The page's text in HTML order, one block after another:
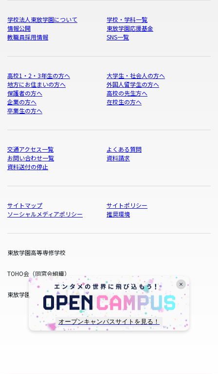
オープンキャンパスサイトを見る！
学校法人東放学園について
学校・学科一覧
情報公開
東放学園応援基金
教職員採用情報
SNS一覧
高校1・2・3年生の方へ
大学生・社会人の方へ
地方にお住まいの方へ
外国人留学生の方へ
保護者の方へ
高校の先生方へ
企業の方へ
在校生の方へ
卒業生の方へ
交通アクセス一覧
よくある質問
お問い合わせ一覧
資料請求
資料送付の停止
サイトマップ
サイトポリシー
ソーシャルメディアポリシー
推奨環境
東放学園高等専修学校
TOHO会（同窓会組織）
東放学園サービス
copyright © TOHO GAKUEN All Rights Reserved.